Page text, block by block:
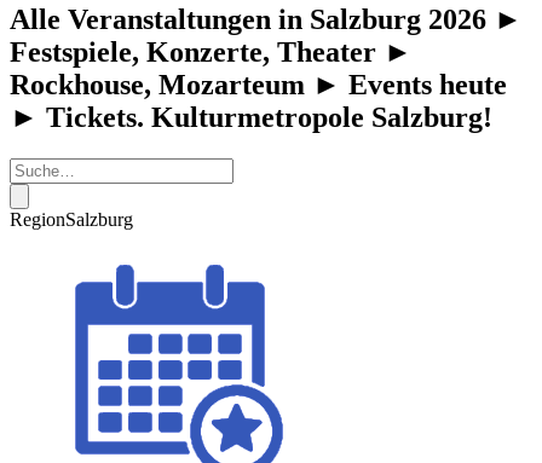
Alle Veranstaltungen in Salzburg 2026 ►
Festspiele, Konzerte, Theater ►
Rockhouse, Mozarteum ► Events heute
► Tickets. Kulturmetropole Salzburg!
RegionSalzburg